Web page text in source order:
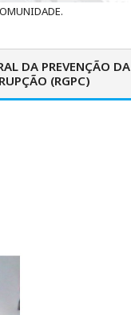
DA PREVENÇÃO DA
(RGPC)